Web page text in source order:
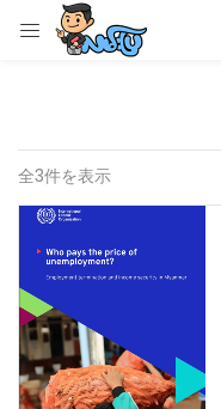
全3件を表示
LOGIN
Remember me
Lost password?